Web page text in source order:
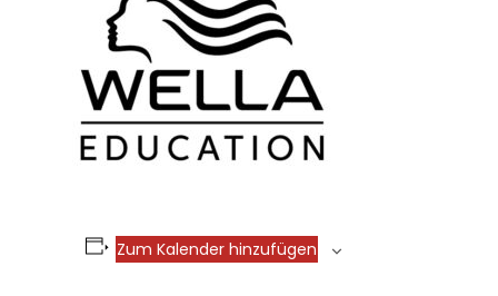
Zum Kalender hinzufügen